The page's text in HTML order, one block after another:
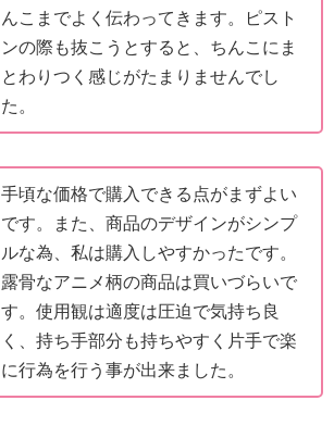
んこまでよく伝わってきます。ピスト
ンの際も抜こうとすると、ちんこにま
とわりつく感じがたまりませんでし
た。
手頃な価格で購入できる点がまずよい
です。また、商品のデザインがシンプ
ルな為、私は購入しやすかったです。
露骨なアニメ柄の商品は買いづらいで
す。使用観は適度は圧迫で気持ち良
く、持ち手部分も持ちやすく片手で楽
に行為を行う事が出来ました。